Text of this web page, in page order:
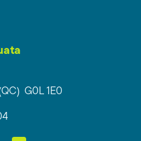
G0L 1E0